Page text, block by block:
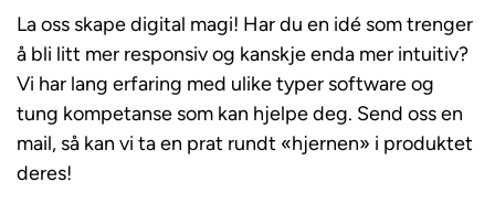
La oss skape digital magi! Har du en idé som trenger
å bli litt mer responsiv og kanskje enda mer intuitiv?
Vi har lang erfaring med ulike typer software og
tung kompetanse som kan hjelpe deg. Send oss en
mail, så kan vi ta en prat rundt «hjernen» i produktet
deres!